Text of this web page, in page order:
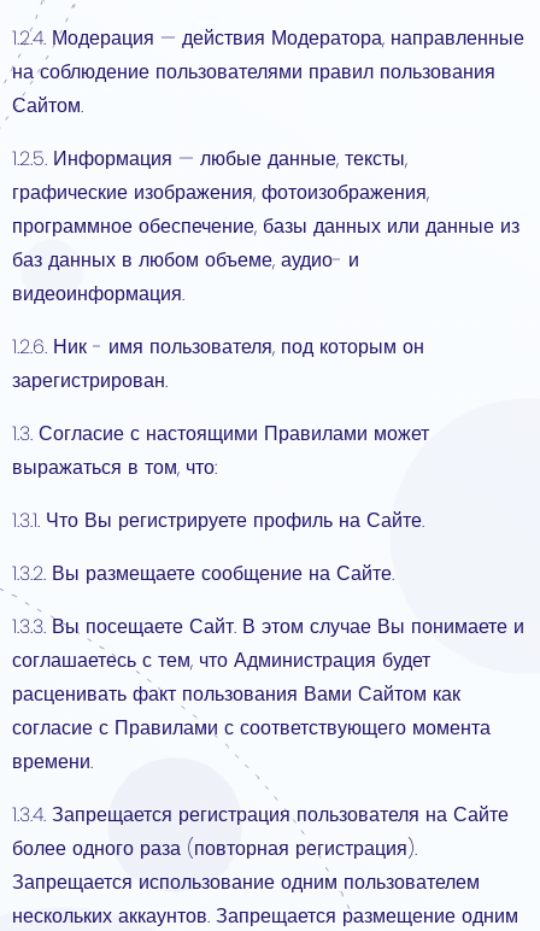
1.2.4. Модерация — действия Модератора, направленные
на соблюдение пользователями правил пользования
Сайтом.
1.2.5. Информация — любые данные, тексты,
графические изображения, фотоизображения,
программное обеспечение, базы данных или данные из
баз данных в любом объеме, аудио- и
видеоинформация.
1.2.6. Ник - имя пользователя, под которым он
зарегистрирован.
1.3. Согласие с настоящими Правилами может
выражаться в том, что:
1.3.1. Что Вы регистрируете профиль на Сайте.
1.3.2. Вы размещаете сообщение на Сайте.
1.3.3. Вы посещаете Сайт. В этом случае Вы понимаете и
соглашаетесь с тем, что Администрация будет
расценивать факт пользования Вами Сайтом как
согласие с Правилами с соответствующего момента
времени.
1.3.4. Запрещается регистрация пользователя на Сайте
более одного раза (повторная регистрация).
Запрещается использование одним пользователем
нескольких аккаунтов. Запрещается размещение одним